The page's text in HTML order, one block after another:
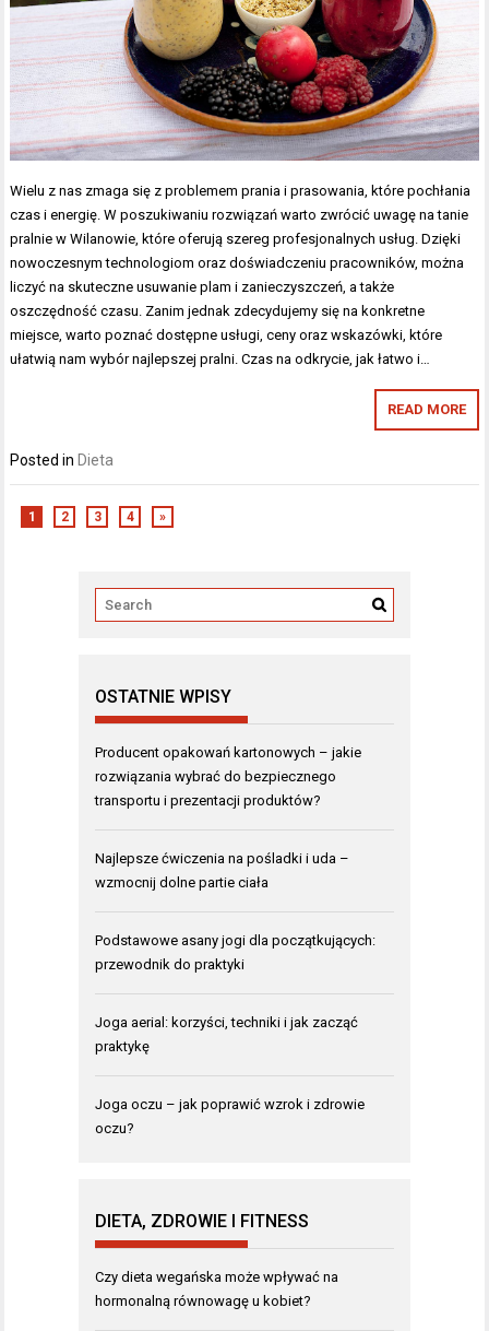
Wielu z nas zmaga się z problemem prania i prasowania, które pochłania
czas i energię. W poszukiwaniu rozwiązań warto zwrócić uwagę na tanie
pralnie w Wilanowie, które oferują szereg profesjonalnych usług. Dzięki
nowoczesnym technologiom oraz doświadczeniu pracowników, można
liczyć na skuteczne usuwanie plam i zanieczyszczeń, a także
oszczędność czasu. Zanim jednak zdecydujemy się na konkretne
miejsce, warto poznać dostępne usługi, ceny oraz wskazówki, które
ułatwią nam wybór najlepszej pralni. Czas na odkrycie, jak łatwo i…
READ MORE
Posted in Dieta
1 2 3 4 »
OSTATNIE WPISY
Producent opakowań kartonowych – jakie
rozwiązania wybrać do bezpiecznego
transportu i prezentacji produktów?
Najlepsze ćwiczenia na pośladki i uda –
wzmocnij dolne partie ciała
Podstawowe asany jogi dla początkujących:
przewodnik do praktyki
Joga aerial: korzyści, techniki i jak zacząć
praktykę
Joga oczu – jak poprawić wzrok i zdrowie
oczu?
DIETA, ZDROWIE I FITNESS
Czy dieta wegańska może wpływać na
hormonalną równowagę u kobiet?